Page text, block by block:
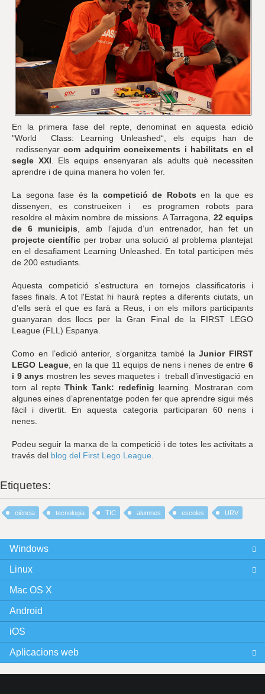
En la primera fase del repte, denominat en aquesta edició
"World Class: Learning Unleashed“, els equips han de
redissenyar com adquirim coneixements i habilitats en el
segle XXI . Els equips ensenyaran als adults què necessiten
aprendre i de quina manera ho volen fer.
La segona fase és la competició de Robots en la que es
dissenyen, es construeixen i es programen robots para
resoldre el màxim nombre de missions. A Tarragona,
22 equips
de 6 municipis , amb l’ajuda d’un entrenador, han fet un
projecte científic per trobar una solució al problema plantejat
en el desafiament Learning Unleashed. En total participen més
de 200 estudiants.
Aquesta competició s’estructura en tornejos classificatoris i
fases finals. A tot l'Estat hi haurà reptes a diferents ciutats, un
d’ells serà el que es farà a Reus, i on els millors participants
guanyaran dos llocs per la Gran Final de la FIRST LEGO
League (FLL) Espanya.
Como en l’edició anterior, s’organitza també la Junior FIRST
LEGO League, en la que 11 equips de nens i nenes de entre 6
i 9 anys mostren les seves maquetes i treball d’investigació en
torn al repteThink Tank: redefinig learning. Mostraran com
algunes eines d’aprenentatge poden fer que aprendre sigui més
fàcil i divertit. En aquesta categoria participaran 60 nens i
nenes.
Podeu seguir la marxa de la competició i de totes les activitats a
través del blog del First Lego League
Etiquetes:
ciència tecnologia TIC alumnes escoles URV
Windows
Linux
Mac OS X
Android
iOS
Aplicacions web